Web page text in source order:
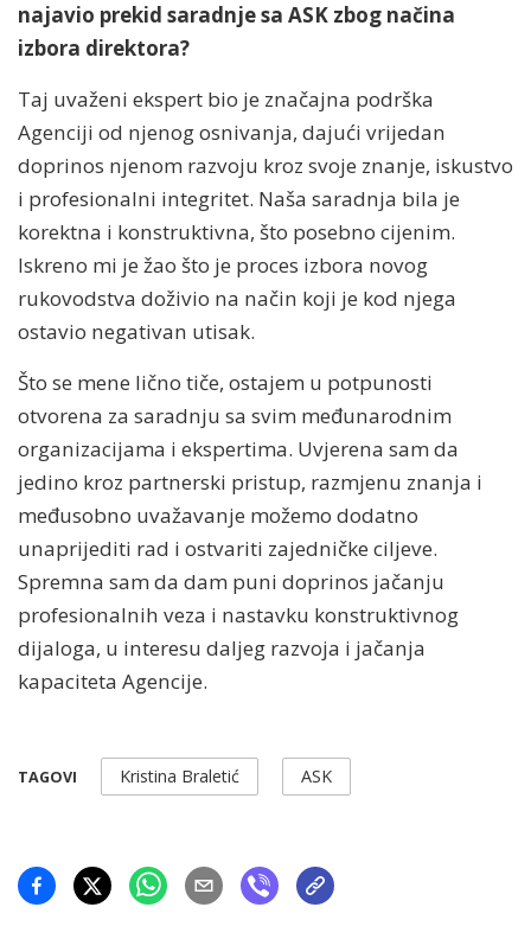
najavio prekid saradnje sa ASK zbog načina
izbora direktora?
Taj uvaženi ekspert bio je značajna podrška
Agenciji od njenog osnivanja, dajući vrijedan
doprinos njenom razvoju kroz svoje znanje, iskustvo
i profesionalni integritet. Naša saradnja bila je
korektna i konstruktivna, što posebno cijenim.
Iskreno mi je žao što je proces izbora novog
rukovodstva doživio na način koji je kod njega
ostavio negativan utisak.
Što se mene lično tiče, ostajem u potpunosti
otvorena za saradnju sa svim međunarodnim
organizacijama i ekspertima. Uvjerena sam da
jedino kroz partnerski pristup, razmjenu znanja i
međusobno uvažavanje možemo dodatno
unaprijediti rad i ostvariti zajedničke ciljeve.
Spremna sam da dam puni doprinos jačanju
profesionalnih veza i nastavku konstruktivnog
dijaloga, u interesu daljeg razvoja i jačanja
kapaciteta Agencije.
TAGOVI Kristina Braletić ASK